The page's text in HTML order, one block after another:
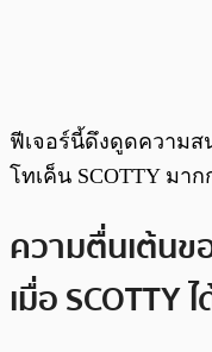
ฟีเจอร์นี้ดึงดูดความ
โทเค็น SCOTTY มา
ความตื่นเต้น
เมื่อ SCOTTY